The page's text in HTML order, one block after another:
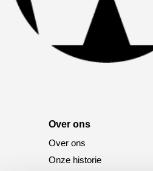
Over ons
Over ons
Onze historie